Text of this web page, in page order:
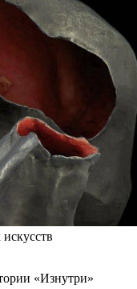
«Изнутри»